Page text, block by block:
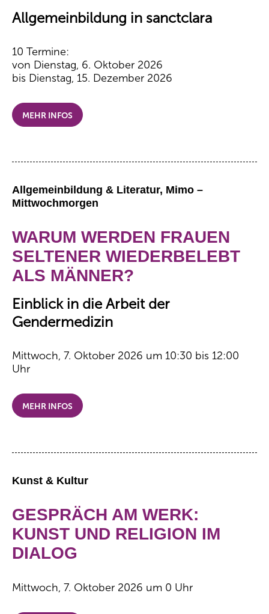
Allgemeinbildung in sanctclara
10 Termine:
von Dienstag, 6. Oktober 2026
bis Dienstag, 15. Dezember 2026
MEHR INFOS
Allgemeinbildung & Literatur, Mimo –
Mittwochmorgen
WARUM WERDEN FRAUEN
SELTENER WIEDERBELEBT
ALS MÄNNER?
Einblick in die Arbeit der
Gendermedizin
Mittwoch, 7. Oktober 2026 um 10:30 bis 12:00
Uhr
MEHR INFOS
Kunst & Kultur
GESPRÄCH AM WERK:
KUNST UND RELIGION IM
DIALOG
Mittwoch, 7. Oktober 2026 um 0 Uhr